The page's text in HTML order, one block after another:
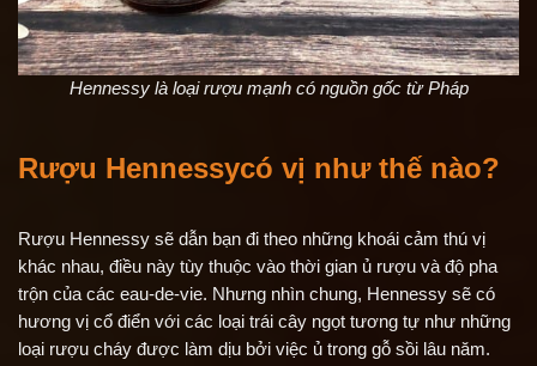
Hennessy là loại rượu mạnh có nguồn gốc từ Pháp
Rượu Hennessycó vị như thế nào?
Rượu Hennessy sẽ dẫn bạn đi theo những khoái cảm thú vị
khác nhau, điều này tùy thuộc vào thời gian ủ rượu và độ pha
trộn của các eau-de-vie. Nhưng nhìn chung, Hennessy sẽ có
hương vị cổ điển với các loại trái cây ngọt tương tự như những
loại rượu cháy được làm dịu bởi việc ủ trong gỗ sồi lâu năm.